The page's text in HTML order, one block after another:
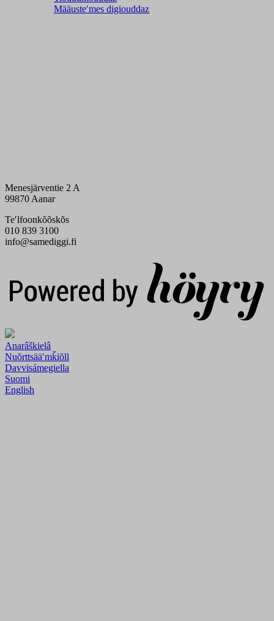
Määusteʹmes digiouddaz
Menesjärventie 2 A
99870 Aanar
Teʹlfoonkõõskõs
010 839 3100
info@samediggi.fi
Anarâškielâ
Nuõrttsääʹmǩiõll
Davvisámegiella
Suomi
English